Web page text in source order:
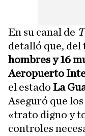
En su canal de
detalló que,
hombres y 16
Aeropuerto
el estado La
Aseguró que
«trato digno y
controles